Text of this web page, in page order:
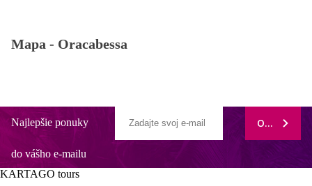
Mapa - Oracabessa
Najlepšie ponuky
do vášho e-mailu
ODOBERAŤ
KARTAGO tours